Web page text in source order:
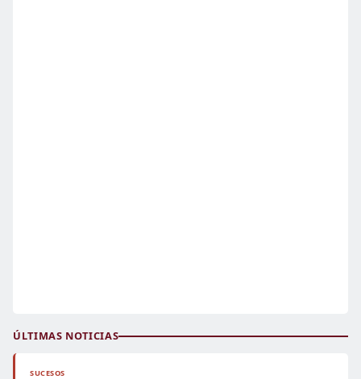
ÚLTIMAS NOTICIAS
SUCESOS